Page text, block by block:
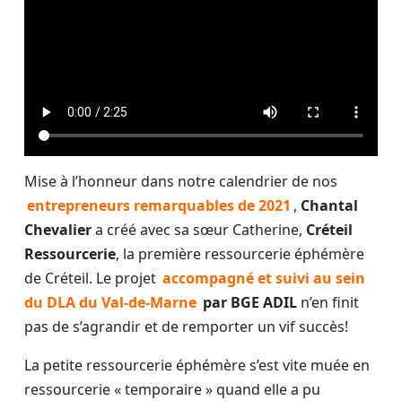
Mise à l’honneur dans notre calendrier de nos
entrepreneurs remarquables de 2021 , Chantal
Chevaliera créé avec sa sœur Catherine, Créteil
Ressourcerie, la première ressourcerie éphémère
de Créteil. Le projet accompagné et suivi au sein
du DLA du Val-de-Marne par BGE ADIL n’en finit
pas de s’agrandir et de remporter un vif succès!
La petite ressourcerie éphémère s’est vite muée en
ressourcerie « temporaire » quand elle a pu